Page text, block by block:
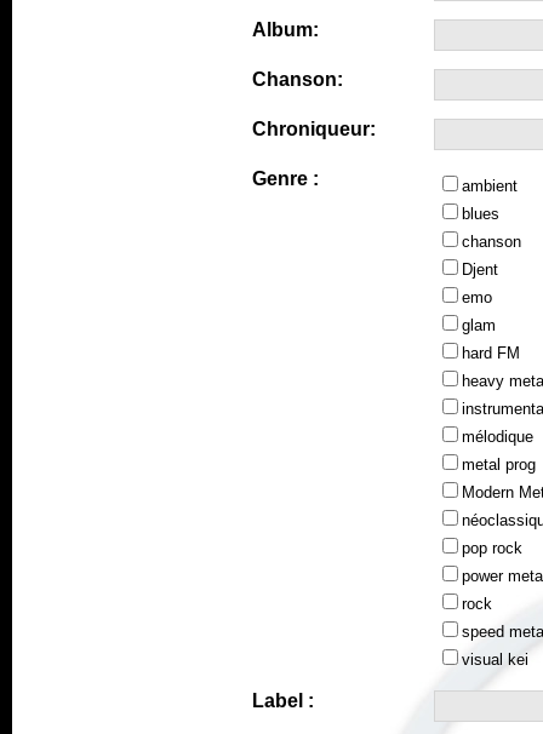
Album:
Chanson:
Chroniqueur:
Genre :
ambient
blues
chanson
Djent
emo
glam
hard FM
heavy
mélodique
metal prog
Modern
pop rock
power
rock
speed
visual kei
Label :